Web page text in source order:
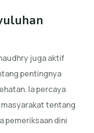
juga aktif
pentingnya
Ia percaya
tentang
pemeriksaan dini